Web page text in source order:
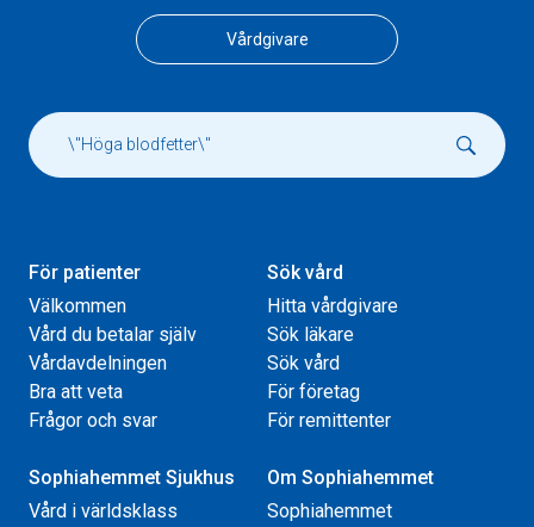
Vårdgivare
För patienter
Välkommen
Vård du betalar själv
Vårdavdelningen
Bra att veta
Frågor och svar
Sök vård
Hitta vårdgivare
Sök läkare
Sök vård
För företag
För remittenter
Sophiahemmet Sjukhus
Vård i världsklass
Om Sophiahemmet
Sophiahemmet